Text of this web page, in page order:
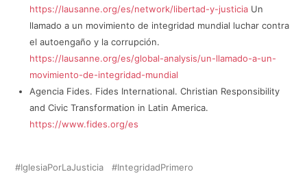
https://lausanne.org/es/network/libertad-y-justicia Un
llamado a un movimiento de integridad mundial luchar contra
el autoengaño y la corrupción.
https://lausanne.org/es/global-analysis/un-llamado-a-un-
movimiento-de-integridad-mundial
Agencia Fides. Fides International. Christian Responsibility
and Civic Transformation in Latin America.
https://www.fides.org/es
IglesiaPorLaJusticia IntegridadPrimero